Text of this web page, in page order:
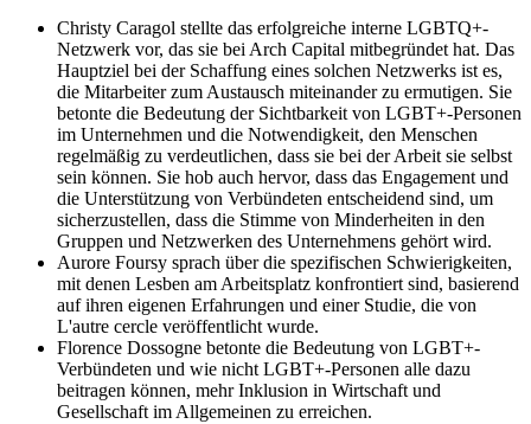
Christy Caragol stellte das erfolgreiche interne LGBTQ+-
Netzwerk vor, das sie bei Arch Capital mitbegründet hat. Das
Hauptziel bei der Schaffung eines solchen Netzwerks ist es,
die Mitarbeiter zum Austausch miteinander zu ermutigen. Sie
betonte die Bedeutung der Sichtbarkeit von LGBT+-Personen
im Unternehmen und die Notwendigkeit, den Menschen
regelmäßig zu verdeutlichen, dass sie bei der Arbeit sie selbst
sein können. Sie hob auch hervor, dass das Engagement und
die Unterstützung von Verbündeten entscheidend sind, um
sicherzustellen, dass die Stimme von Minderheiten in den
Gruppen und Netzwerken des Unternehmens gehört wird.
Aurore Foursy sprach über die spezifischen Schwierigkeiten,
mit denen Lesben am Arbeitsplatz konfrontiert sind, basierend
auf ihren eigenen Erfahrungen und einer Studie, die von
L'autre cercle veröffentlicht wurde.
Florence Dossogne betonte die Bedeutung von LGBT+-
Verbündeten und wie nicht LGBT+-Personen alle dazu
beitragen können, mehr Inklusion in Wirtschaft und
Gesellschaft im Allgemeinen zu erreichen.